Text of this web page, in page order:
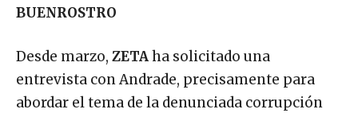
BUENROSTRO
Desde marzo, ZETAha solicitado una
entrevista con Andrade, precisamente para
abordar el tema de la denunciada corrupción